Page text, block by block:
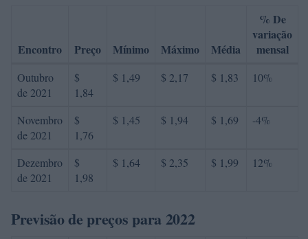
Encontro Preço Mínimo Máximo Média
% De
variação
mensal
Outubro
de 2021
$
1,84
$ 1,49 $ 2,17 $ 1,83 10%
Novembro
de 2021
$
1,76
$ 1,45 $ 1,94 $ 1,69 -4%
Dezembro
de 2021
$
1,98
$ 1,64 $ 2,35 $ 1,99 12%
Previsão de preços para 2022